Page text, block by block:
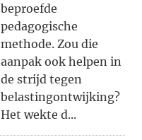
beproefde
pedagogische
methode. Zou die
aanpak ook helpen in
de strijd tegen
belastingontwijking?
Het wekte d...